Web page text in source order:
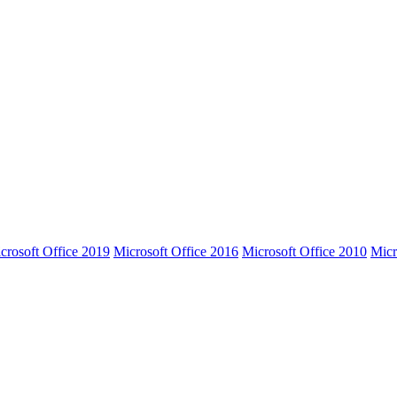
Office 2019 Microsoft Office 2016 Microsoft Office 2010